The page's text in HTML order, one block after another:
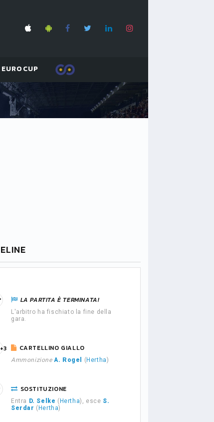
EUROCUP
LA PARTITA È TERMINATA!
L'arbitro ha fischiato la fine della
gara.
CARTELLINO GIALLO
Ammonizione A. Rogel ( Hertha)
SOSTITUZIONE
Entra D. Selke ( Hertha), esce S.
Serdar ( Hertha)